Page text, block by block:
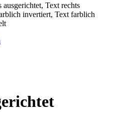
ausgerichtet, Text rechts
invertiert, Text farblich